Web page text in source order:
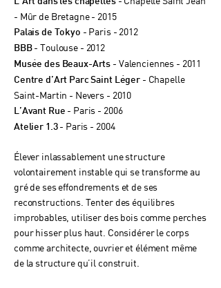
- Mûr de Bretagne - 2015
Palais de Tokyo - Paris - 2012
BBB- Toulouse - 2012
Musée des Beaux-Arts - Valenciennes - 2011
Centre d’Art Parc Saint Léger- Chapelle
Saint-Martin - Nevers - 2010
L’Avant Rue - Paris - 2006
Atelier 1.3- Paris - 2004
Élever inlassablement une structure
volontairement instable qui se transforme au
gré de ses effondrements et de ses
reconstructions. Tenter des équilibres
improbables, utiliser des bois comme perches
pour hisser plus haut. Considérer le corps
comme architecte, ouvrier et élément même
de la structure qu’il construit.